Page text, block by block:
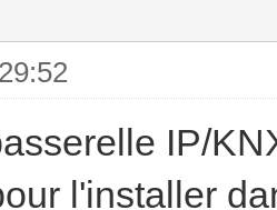
IP/
l'installer